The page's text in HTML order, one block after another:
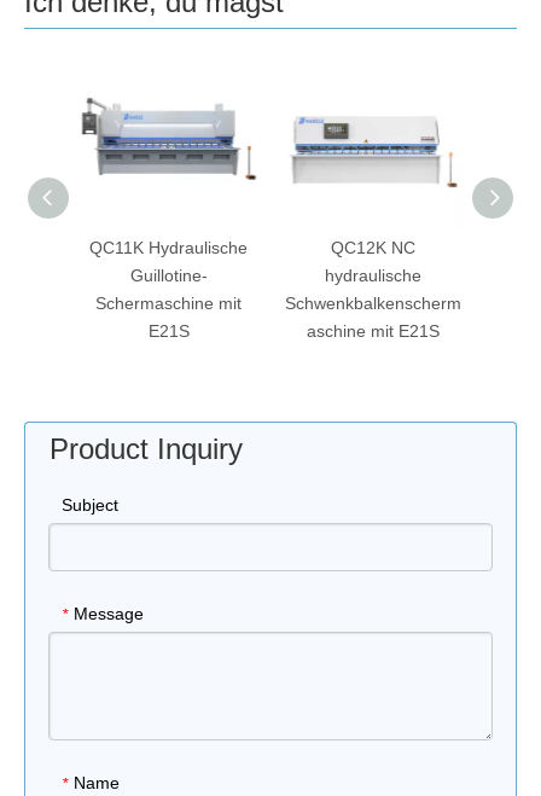
QC11K Hydraulische
Guillotine-
Schermaschine mit
E21S
QC12K NC
hydraulische
Schwenkbalkenscherm
aschine mit E21S
Product Inquiry
Subject
* Message
* Name